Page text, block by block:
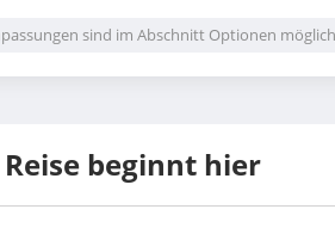
sind im Abschnitt Optionen
beginnt hier